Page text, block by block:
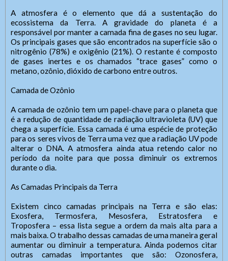
A atmosfera é o elemento que dá a sustentação do
ecossistema da Terra. A gravidade do planeta é a
responsável por manter a camada fina de gases no seu lugar.
Os principais gases que são encontrados na superfície são o
nitrogênio (78%) e oxigênio (21%). O restante é composto
de gases inertes e os chamados “trace gases” como o
metano, ozônio, dióxido de carbono entre outros.
Camada de Ozônio
A camada de ozônio tem um papel-chave para o planeta que
é a redução de quantidade de radiação ultravioleta (UV) que
chega a superfície. Essa camada é uma espécie de proteção
para os seres vivos de Terra uma vez que a radiação UV pode
alterar o DNA. A atmosfera ainda atua retendo calor no
período da noite para que possa diminuir os extremos
durante o dia.
As Camadas Principais da Terra
Existem cinco camadas principais na Terra e são elas:
Exosfera, Termosfera, Mesosfera, Estratosfera e
Troposfera – essa lista segue a ordem da mais alta para a
mais baixa. O trabalho dessas camadas de uma maneira geral
aumentar ou diminuir a temperatura. Ainda podemos citar
outras camadas importantes que são: Ozonosfera,